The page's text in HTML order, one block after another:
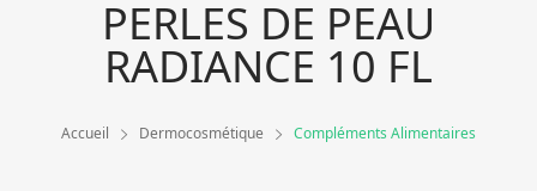
PERLES DE PEAU
RADIANCE 10 FL
Accueil Dermocosmétique Compléments Alimentaires